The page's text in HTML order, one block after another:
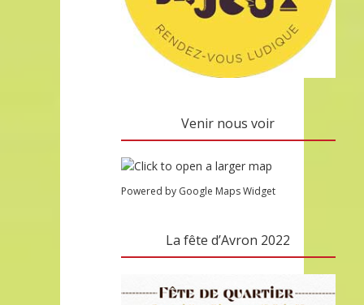
Venir nous voir
Powered by Google Maps Widget
La fête d’Avron 2022